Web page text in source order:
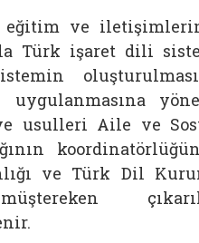
ve
Türk işaret dili
usulleri Aile ve
ve Türk Dil